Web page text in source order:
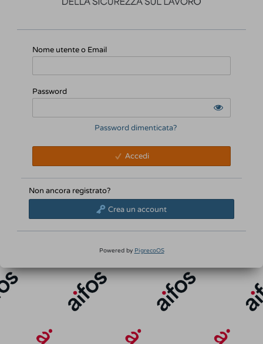
Nome utente o Email
Password
Password dimenticata?
Accedi
Non ancora registrato?
Crea un account
Powered by PigrecoOS